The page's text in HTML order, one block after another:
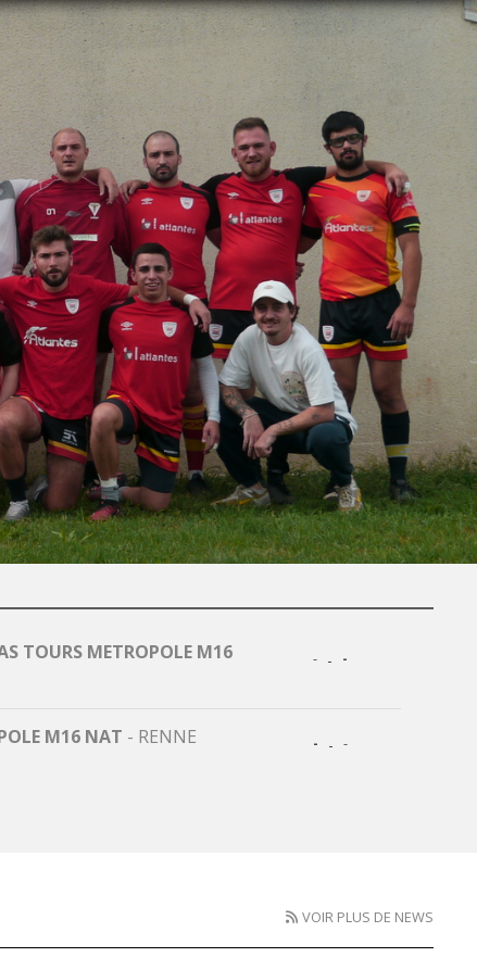
TOURS METROPOLE M16
- - -
M16 NAT - RENNE
- - -
VOIR PLUS DE NEWS